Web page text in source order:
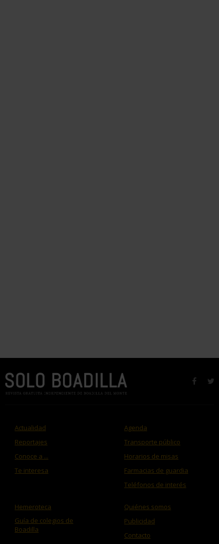
Actualidad
Reportajes
Conoce a ...
Te interesa
Agenda
Transporte público
Horarios de misas
Farmacias de guardia
Teléfonos de interés
Hemeroteca
Guía de colegios de
Boadilla
Quiénes somos
Publicidad
Contacto